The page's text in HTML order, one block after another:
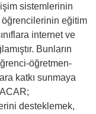
sistemlerinin
eğitim
internet ve
Bunların
öğretmen-
katkı sunmaya
desteklemek,